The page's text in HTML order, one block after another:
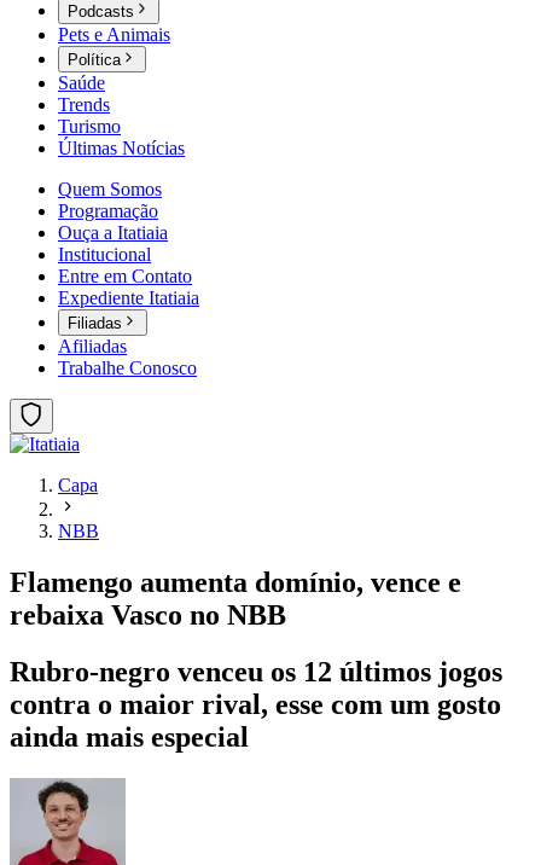
Podcasts
Pets e Animais
Política
Saúde
Trends
Turismo
Últimas Notícias
Quem Somos
Programação
Ouça a Itatiaia
Institucional
Entre em Contato
Expediente Itatiaia
Filiadas
Afiliadas
Trabalhe Conosco
Capa
NBB
Flamengo aumenta domínio, vence e
rebaixa Vasco no NBB
Rubro-negro venceu os 12 últimos jogos
contra o maior rival, esse com um gosto
ainda mais especial